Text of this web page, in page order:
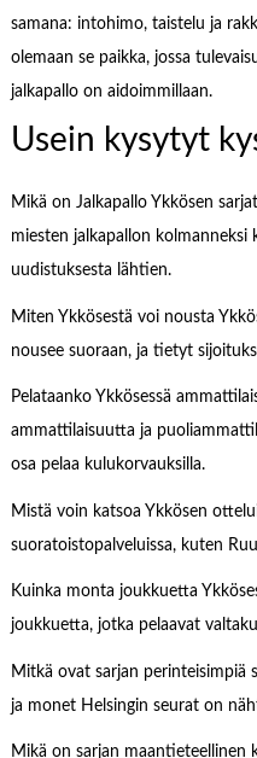
samana: intohimo, taistelu ja
olemaan se paikka, jossa
jalkapallo on aidoimmillaan.
Usein kysytyt
Mikä on Jalkapallo Ykkösen
miesten jalkapallon
uudistuksesta lähtien.
Miten Ykkösestä voi nousta
nousee suoraan, ja tietyt
Pelataanko Ykkösessä
ammattilaisuutta ja
osa pelaa kulukorvauksilla.
Mistä voin katsoa Ykkösen
suoratoistopalveluissa, kuten
Kuinka monta joukkuetta
joukkuetta, jotka pelaavat
Mitkä ovat sarjan perinteisimpiä
ja monet Helsingin seurat on
Mikä on sarjan maantieteellinen